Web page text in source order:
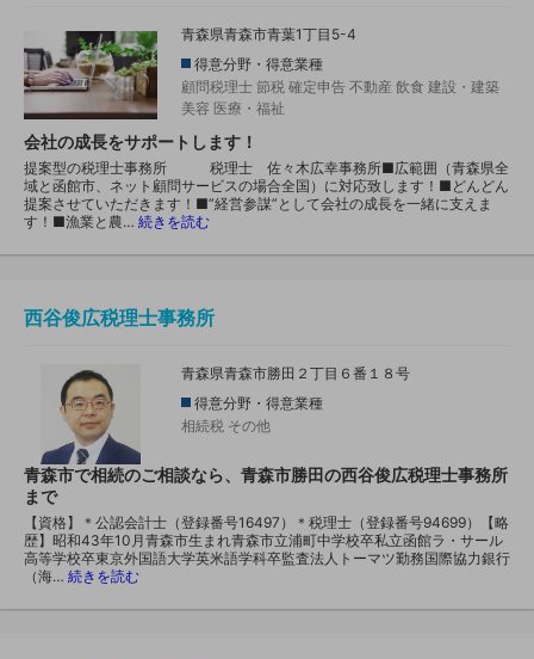
青森県青森市青葉1丁目5-4
得意分野・得意業種
顧問税理士 節税 確定申告 不動産 飲食 建設・建築
美容 医療・福祉
会社の成長をサポートします！
提案型の税理士事務所 税理士 佐々木広幸事務所■広範囲（青森県全
域と函館市、ネット顧問サービスの場合全国）に対応致します！■どんどん
提案させていただきます！■”経営参謀”として会社の成長を一緒に支えま
す！■漁業と農… 続きを読む
西谷俊広税理士事務所
青森県青森市勝田２丁目６番１８号
得意分野・得意業種
相続税 その他
青森市で相続のご相談なら、青森市勝田の西谷俊広税理士事務所
まで
【資格】＊公認会計士（登録番号16497）＊税理士（登録番号94699）【略
歴】昭和43年10月青森市生まれ青森市立浦町中学校卒私立函館ラ・サール
高等学校卒東京外国語大学英米語学科卒監査法人トーマツ勤務国際協力銀行
（海… 続きを読む